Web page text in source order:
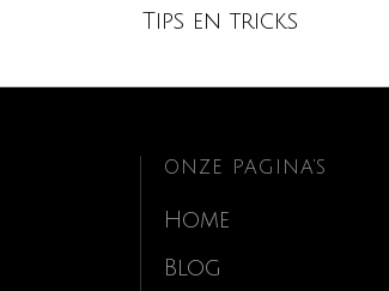
Tips en tricks
ONZE PAGINA’S
Home
Blog